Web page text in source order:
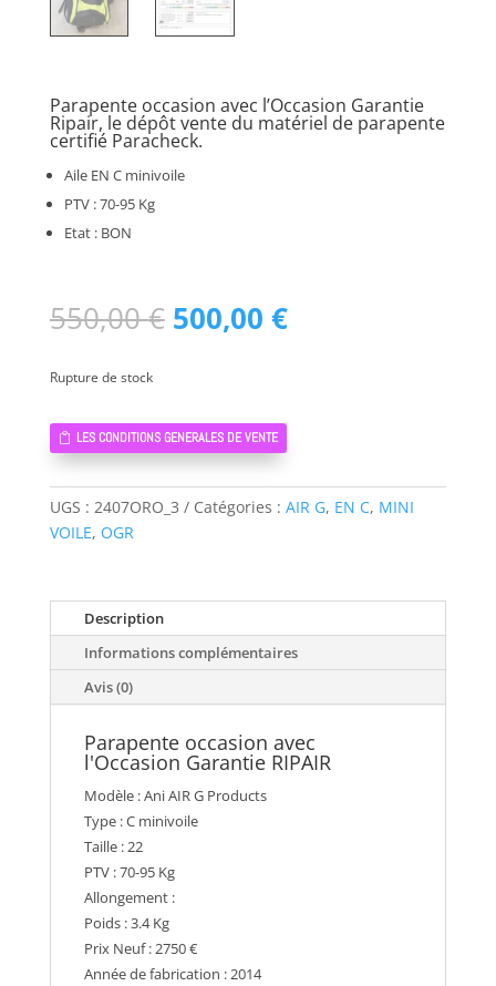
Parapente occasion avec l’Occasion Garantie
Ripair, le dépôt vente du matériel de parapente
certifié Paracheck.
Aile EN C minivoile
PTV : 70-95 Kg
Etat : BON
550,00€ Le
prix
550,00 €.
500,00 €Le
prix
500,00 €.
Rupture de stock
LES CONDITIONS GENERALES DE VENTE
UGS : 2407ORO_3 Catégories : AIR G, EN C, MINI
VOILE, OGR
Description
Informations complémentaires
Avis (0)
Parapente occasion avec
l'Occasion Garantie RIPAIR
Modèle : Ani AIR G Products
Type : C minivoile
Taille : 22
PTV : 70-95 Kg
Allongement :
Poids : 3.4 Kg
Prix Neuf : 2750 €
Année de fabrication : 2014